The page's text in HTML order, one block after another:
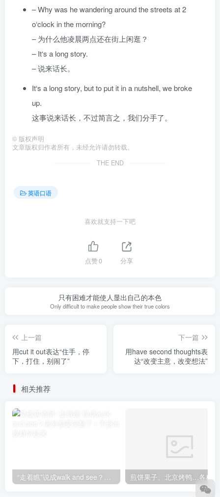
– Why was he wandering around the streets at 2
o‘clock in the morning?
– 为什么他凌晨两点还在街上闲逛？
– It‘s a long story.
– 说来话长。
It‘s a long story, but to put it in a nutshell, we broke
up.
这事说来话长，不过简言之，我们分手了。
© 版权声明
文章版权归作者所有，未经允许请勿转载。
THE END
英语口语
喜欢就支持一下吧
点赞0 分享
只有困难才能使人显出自己的本色
Only difficult to make people show their true colors
上一篇
用cut it out表达“住手，停
下，打住，别闹了”
下一篇
用have second thoughts表
达“改变主意，改变想法”
相关推荐